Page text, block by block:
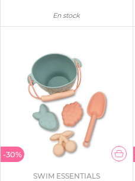
En stock
-30%
SWIM ESSENTIALS